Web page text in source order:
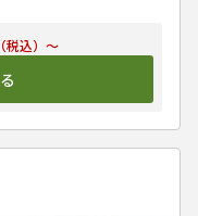
税込）～